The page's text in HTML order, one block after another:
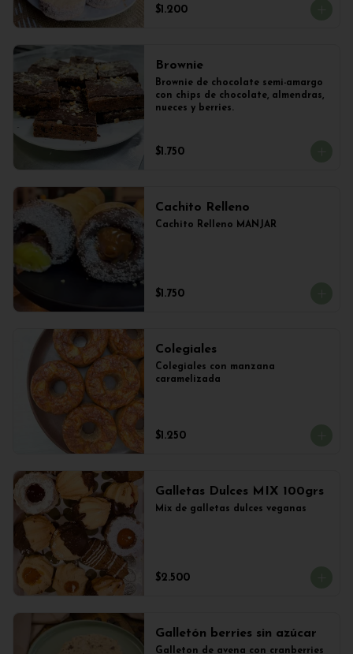
$1.200
Brownie
Brownie de chocolate semi-amargo
con chips de chocolate, almendras,
nueces y berries.
$1.750
Cachito Relleno
Cachito Relleno MANJAR
$1.750
Colegiales
Colegiales con manzana
caramelizada
$1.250
Galletas Dulces MIX 100grs
Mix de galletas dulces veganas
$2.500
Galletón berries sin azúcar
Galleton de avena con cranberries